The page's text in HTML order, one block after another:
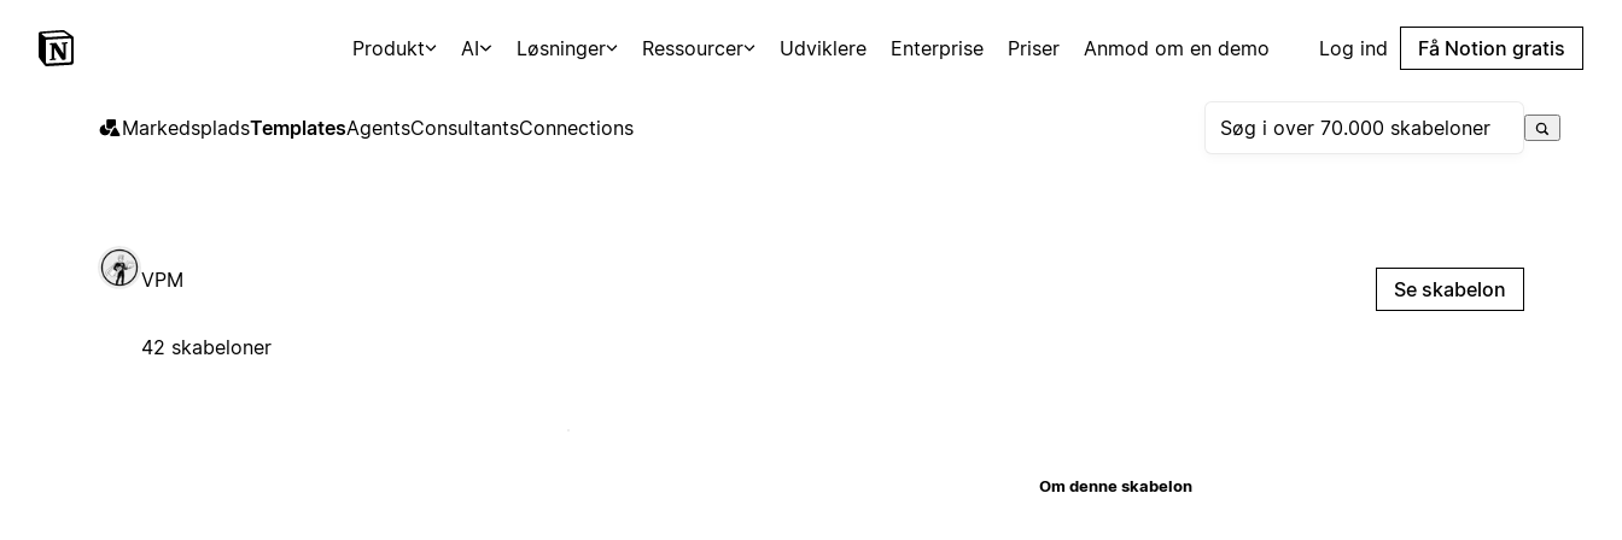
Produkt AI Løsninger Ressourcer Udviklere Enterprise Priser Anmod om en demo Log ind Få Notion gratis
MarkedspladsTemplatesAgentsConsultantsConnections
VPM
42 skabeloner
Se skabelon
Om denne skabelon